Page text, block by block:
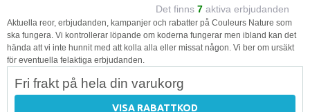
Det finns 7 aktiva erbjudanden
Aktuella reor, erbjudanden, kampanjer och rabatter på Couleurs Nature som
ska fungera. Vi kontrollerar löpande om koderna fungerar men ibland kan det
hända att vi inte hunnit med att kolla alla eller missat någon. Vi ber om ursäkt
för eventuella felaktiga erbjudanden.
Fri frakt på hela din varukorg
VISA RABATTKOD